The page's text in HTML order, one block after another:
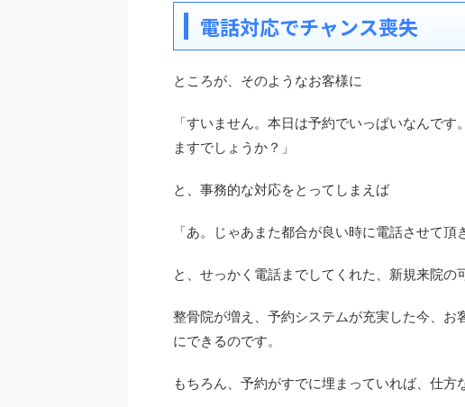
電話対応でチャンス喪失
ところが、そのようなお客様に
「すいません。本日は予約でいっぱいなんで
ますでしょうか？」
と、事務的な対応をとってしまえば
「あ。じゃあまた都合が良い時に電話させて頂
と、せっかく電話までしてくれた、新規来院の
整骨院が増え、予約システムが充実した今、
にできるのです。
もちろん、予約がすでに埋まっていれば、仕方